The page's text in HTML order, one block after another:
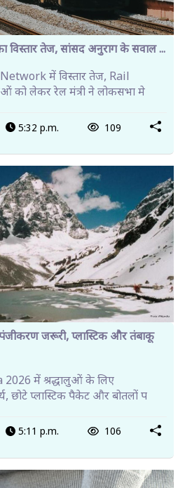
विस्तार तेज, सांसद अनुराग के सवाल ...
में विस्तार तेज, Rail
को लेकर रेल मंत्री ने लोकसभा मे
5:32 p.m. 109
जरूरी, प्लास्टिक और तंबाकू
में श्रद्धालुओं के लिए
छोटे प्लास्टिक पैकेट और बोतलों प
5:11 p.m. 106